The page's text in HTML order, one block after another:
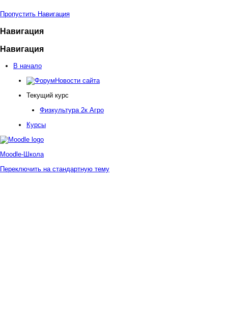
Пропустить Навигация
Навигация
Навигация
В начало
Новости сайта
Текущий курс
Физкультура 2к Агро
Курсы
Moodle-Школа
Переключить на стандартную тему